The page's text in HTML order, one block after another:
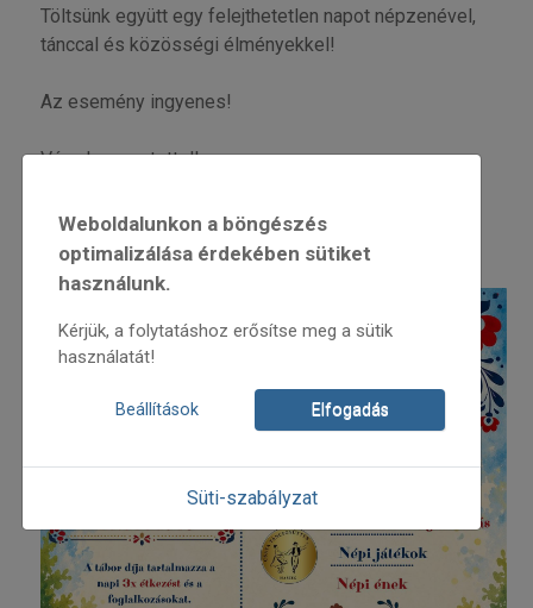
Töltsünk együtt egy felejthetetlen napot népzenével,
tánccal és közösségi élményekkel!
Az esemény ingyenes!
Várunk szeretettel!
További információ.
Weboldalunkon a böngészés
optimalizálása érdekében sütiket
használunk.
Kérjük, a folytatáshoz erősítse meg a sütik
használatát!
Beállítások Elfogadás
Süti-szabályzat